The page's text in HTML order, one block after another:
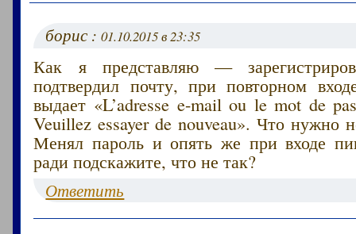
борис :01.10.2015 в 23:35
Как я представляю —
подтвердил почту, при повторном
выдает «L’adresse e-mail ou le mot de
Veuillez essayer de nouveau». Что нужно
Менял пароль и опять же при входе
ради подскажите, что не так?
Ответить